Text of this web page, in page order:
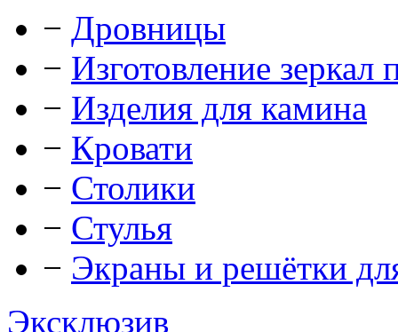
− Дровницы
− Изготовление зеркал
− Изделия для камина
− Кровати
− Столики
− Стулья
− Экраны и решётки
Эксклюзив